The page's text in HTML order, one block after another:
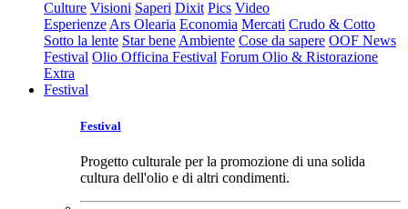
Culture Visioni Saperi Dixit Pics Video
Esperienze Ars Olearia Economia Mercati Crudo & Cotto
Sotto la lente Star bene Ambiente Cose da sapere OOF News
Festival Olio Officina Festival Forum Olio & Ristorazione
Extra
Festival
Festival
Progetto culturale per la promozione di una solida
cultura dell'olio e di altri condimenti.